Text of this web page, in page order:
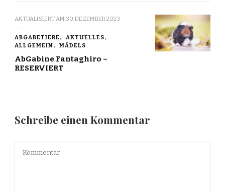
AKTUALISIERT AM 30. DEZEMBER 2023
ABGABETIERE
AKTUELLES
ALLGEMEIN
MÄDELS
AbGabine Fantaghiro –
RESERVIERT
Schreibe einen Kommentar